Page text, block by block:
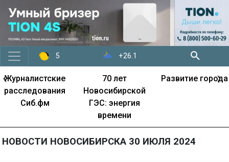
5 +26.1
Журналистские
расследования
Сиб.фм
70 лет
Новосибирской
ГЭС: энергия
времени
Развитие города
‹ ›
НОВОСТИ НОВОСИБИРСКА 30 ИЮЛЯ 2024